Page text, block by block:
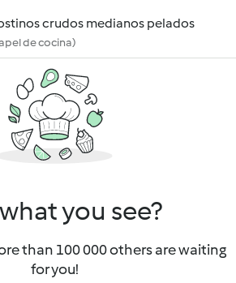
crudos medianos pelados
de cocina)
you see?
than 100 000 others are waiting
for you!